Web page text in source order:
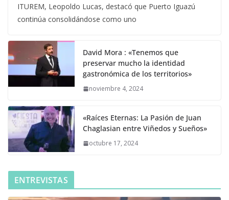
ITUREM, Leopoldo Lucas, destacó que Puerto Iguazú
continúa consolidándose como uno
David Mora : «Tenemos que
preservar mucho la identidad
gastronómica de los territorios»
noviembre 4, 2024
«Raíces Eternas: La Pasión de Juan
Chaglasian entre Viñedos y Sueños»
octubre 17, 2024
ENTREVISTAS